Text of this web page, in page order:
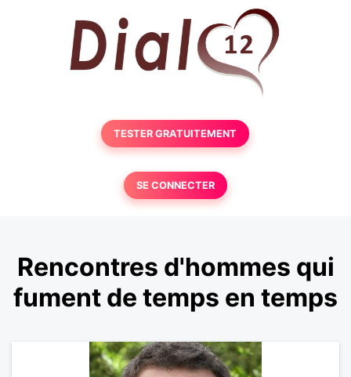
TESTER GRATUITEMENT
SE CONNECTER
Rencontres d'hommes qui
fument de temps en temps